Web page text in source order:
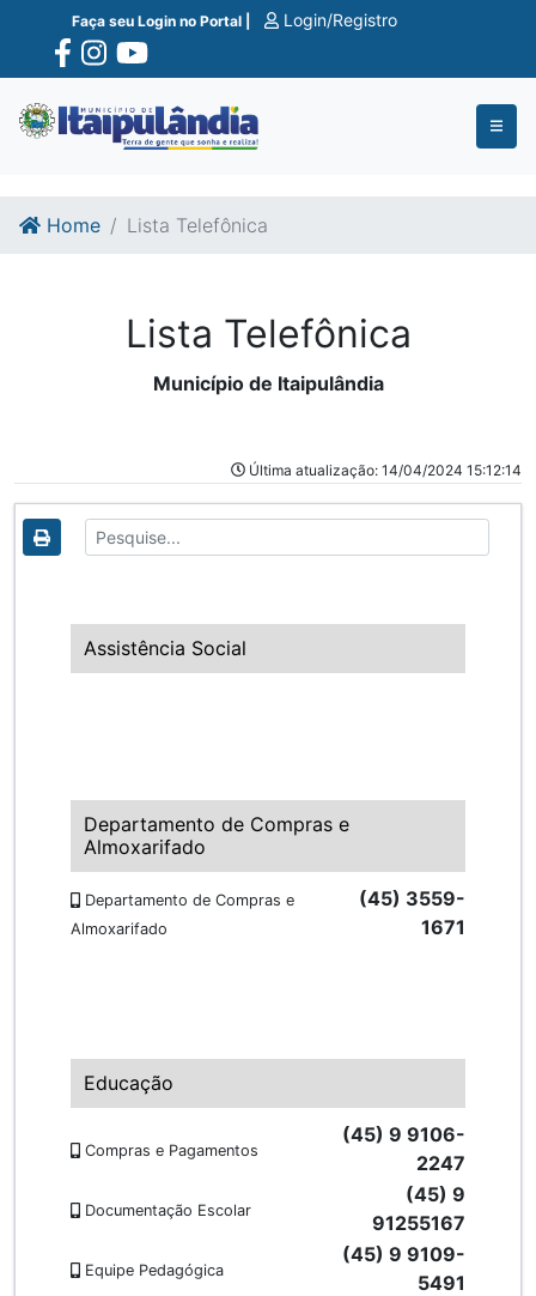
Ir para o conte�do
Ir para o fim do conte�do
Faça seu Login no Portal | Login/Registro
Home Lista Telefônica
Lista Telefônica
Município de Itaipulândia
Última atualização: 14/04/2024 15:12:14
Assistência Social
Departamento de Compras e
Almoxarifado
Departamento de Compras e
Almoxarifado
(45) 3559-
1671
Educação
Compras e Pagamentos
(45) 9 9106-
2247
Documentação Escolar
(45) 9
91255167
Equipe Pedagógica
(45) 9 9109-
5491